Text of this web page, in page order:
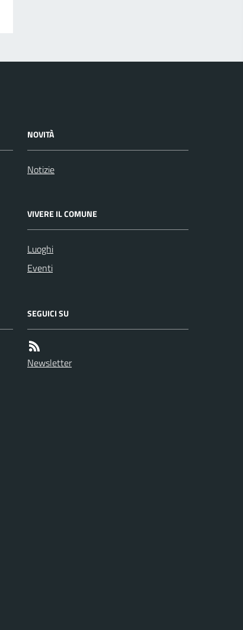
NOVITÀ
Notizie
VIVERE IL COMUNE
Luoghi
Eventi
SEGUICI SU
Newsletter